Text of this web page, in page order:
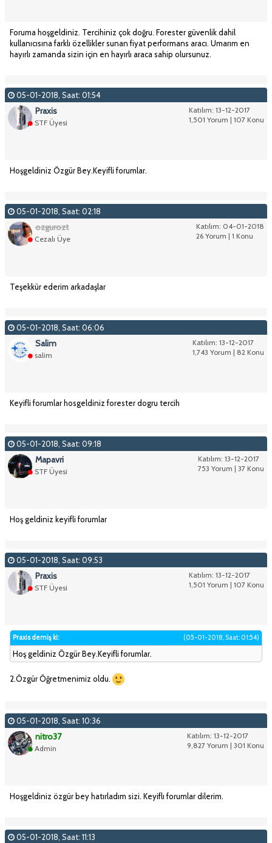
Foruma hoşgeldiniz. Tercihiniz çok doğru. Forester güvenlik dahil
kullanıcısına farklı özellikler sunan fiyat performans aracı. Umarım en
hayırlı zamanda sizin için en hayırlı araca sahip olursunuz.
05-01-2018, Saat: 01:54
Katılım: 13-12-2017
1,501 Yorum | 107 Konu
Praxis
STF Üyesi
Hoşgeldiniz Özgür Bey.Keyifli forumlar.
05-01-2018, Saat: 02:18
Katılım: 04-01-2018
26 Yorum | 1 Konu
ozgurozt
Cezalı Üye
Teşekkür ederim arkadaşlar
05-01-2018, Saat: 06:06
Katılım: 13-12-2017
1,743 Yorum | 82 Konu
Salim
salim
Keyifli forumlar hosgeldiniz forester dogru tercih
05-01-2018, Saat: 09:18
Katılım: 13-12-2017
753 Yorum | 37 Konu
Mapavri
STF Üyesi
Hoş geldiniz keyifli forumlar
05-01-2018, Saat: 09:53
Katılım: 13-12-2017
1,501 Yorum | 107 Konu
Praxis
STF Üyesi
(05-01-2018, Saat: 01:54)
Praxis demiş ki:
Hoş geldiniz Özgür Bey.Keyifli forumlar.
2.Özgür Öğretmenimiz oldu.
05-01-2018, Saat: 10:36
Katılım: 13-12-2017
9,827 Yorum | 301 Konu
nitro37
Admin
Hoşgeldiniz özgür bey hatırladım sizi. Keyiflı forumlar dilerim.
05-01-2018, Saat: 11:13